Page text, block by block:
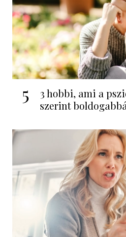
5
3 hobbi, ami a
szerint